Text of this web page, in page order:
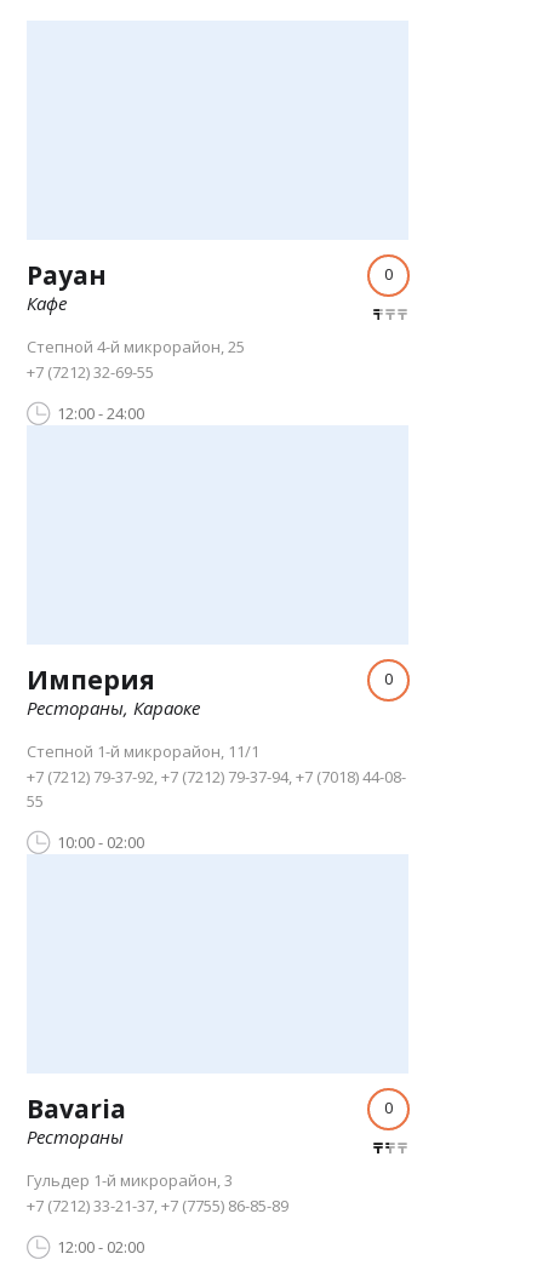
Рауан
Кафе
Степной 4-й микрорайон, 25
+7 (7212) 32-69-55
12:00 - 24:00
0
Империя
Рестораны, Караоке
Степной 1-й микрорайон, 11/1
+7 (7212) 79-37-92, +7 (7212) 79-37-94, +7 (7018) 44-08-
55
10:00 - 02:00
0
Bavaria
Рестораны
Гульдер 1-й микрорайон, 3
+7 (7212) 33-21-37, +7 (7755) 86-85-89
12:00 - 02:00
0